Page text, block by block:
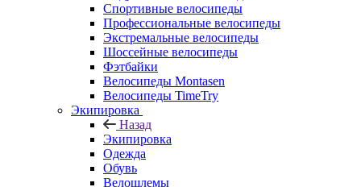
Спортивные велосипеды
Профессиональные велосипеды
Экстремальные велосипеды
Шоссейные велосипеды
Фэтбайки
Велосипеды Montasen
Велосипеды TimeTry
Экипировка
Назад
Экипировка
Одежда
Обувь
Велошлемы